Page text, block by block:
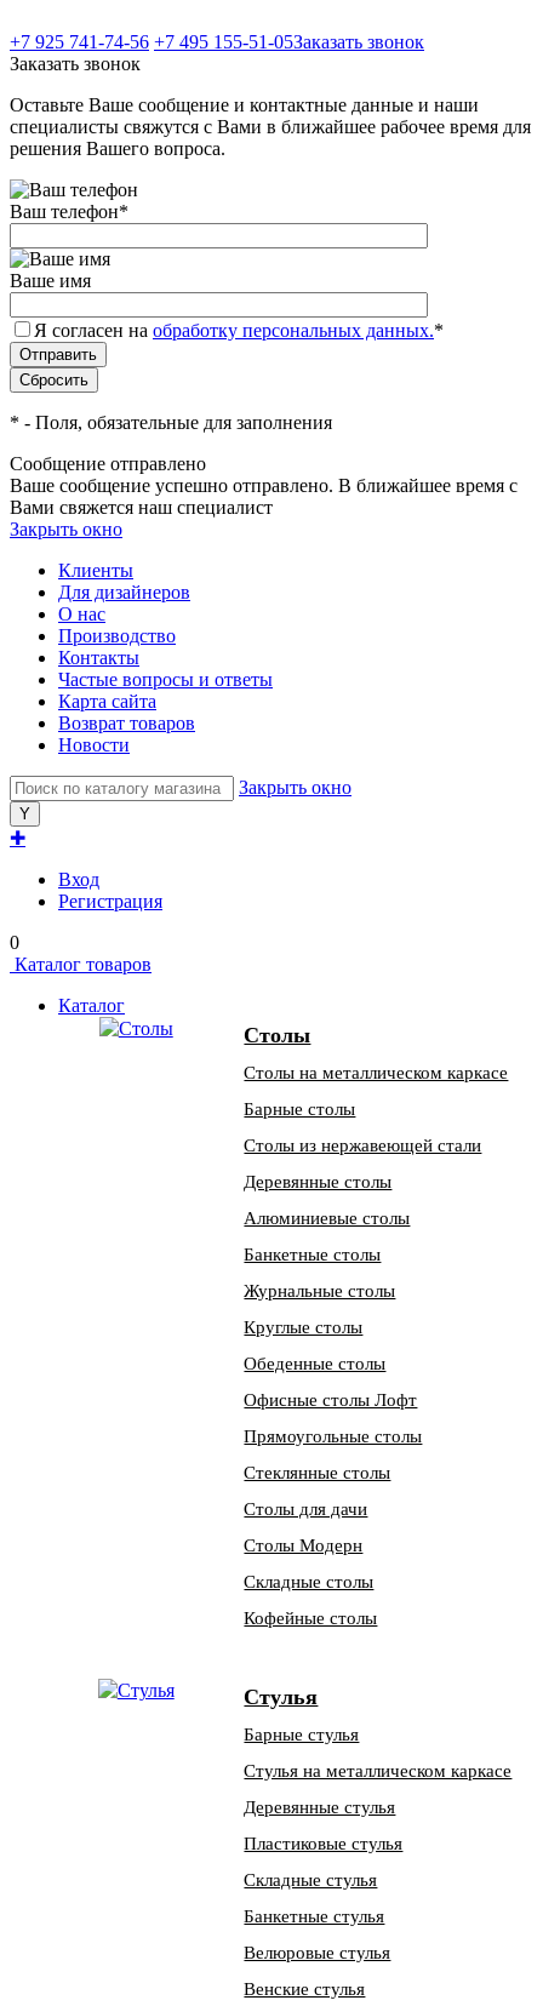
+7 925 741-74-56 +7 495 155-51-05Заказать звонок
Заказать звонок
Оставьте Ваше сообщение и контактные данные и наши
специалисты свяжутся с Вами в ближайшее рабочее время для
решения Вашего вопроса.
Ваш телефон*
Ваше имя
Я согласен на обработку персональных данных.*
* - Поля, обязательные для заполнения
Сообщение отправлено
Ваше сообщение успешно отправлено. В ближайшее время с
Вами свяжется наш специалист
Закрыть окно
Клиенты
Для дизайнеров
О нас
Производство
Контакты
Частые вопросы и ответы
Карта сайта
Возврат товаров
Новости
Закрыть окно
✚
Вход
Регистрация
0
Каталог товаров
Каталог
Столы
Столы на металлическом каркасе
Барные столы
Столы из нержавеющей стали
Деревянные столы
Алюминиевые столы
Банкетные столы
Журнальные столы
Круглые столы
Обеденные столы
Офисные столы Лофт
Прямоугольные столы
Стеклянные столы
Столы для дачи
Столы Модерн
Складные столы
Кофейные столы
Стулья
Барные стулья
Стулья на металлическом каркасе
Деревянные стулья
Пластиковые стулья
Складные стулья
Банкетные стулья
Велюровые стулья
Венские стулья